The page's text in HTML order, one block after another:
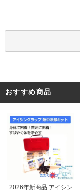
おすすめ商品
2026年新商品 アイシン